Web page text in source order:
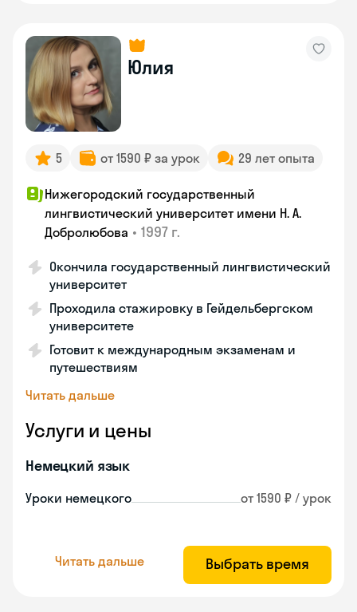
Юлия
5 от 1590 ₽ за урок 29 лет опыта
Нижегородский государственный
лингвистический университет имени Н. А.
Добролюбова • 1997 г.
Окончила государственный лингвистический
университет
Проходила стажировку в Гейдельбергском
университете
Готовит к международным экзаменам и
путешествиям
Читать дальше
Услуги и цены
Немецкий язык
Уроки немецкого от 1590 ₽ / урок
Читать дальше Выбрать время